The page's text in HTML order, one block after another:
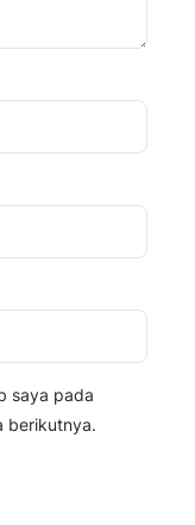
saya pada
berikutnya.